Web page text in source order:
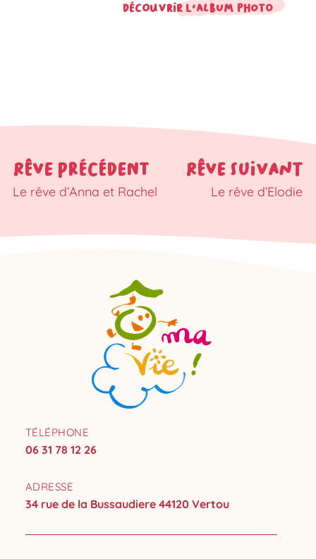
Découvrir l'album photo
RÊVE PRÉCÉDENT
Le rêve d’Anna et Rachel
RÊVE SUIVANT
Le rêve d’Elodie
TÉLÉPHONE
06 31 78 12 26
ADRESSE
34 rue de la Bussaudiere 44120 Vertou